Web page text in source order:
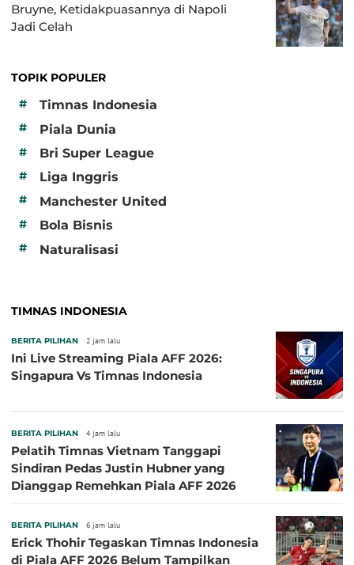
Bruyne, Ketidakpuasannya di Napoli
Jadi Celah
TOPIK POPULER
#
Timnas Indonesia
# Piala Dunia
# Bri Super League
# Liga Inggris
# Manchester United
# Bola Bisnis
# Naturalisasi
TIMNAS INDONESIA
BERITA PILIHAN 2 jam lalu
Ini Live Streaming Piala AFF 2026:
Singapura Vs Timnas Indonesia
BERITA PILIHAN 4 jam lalu
Pelatih Timnas Vietnam Tanggapi
Sindiran Pedas Justin Hubner yang
Dianggap Remehkan Piala AFF 2026
BERITA PILIHAN 6 jam lalu
Erick Thohir Tegaskan Timnas Indonesia
di Piala AFF 2026 Belum Tampilkan